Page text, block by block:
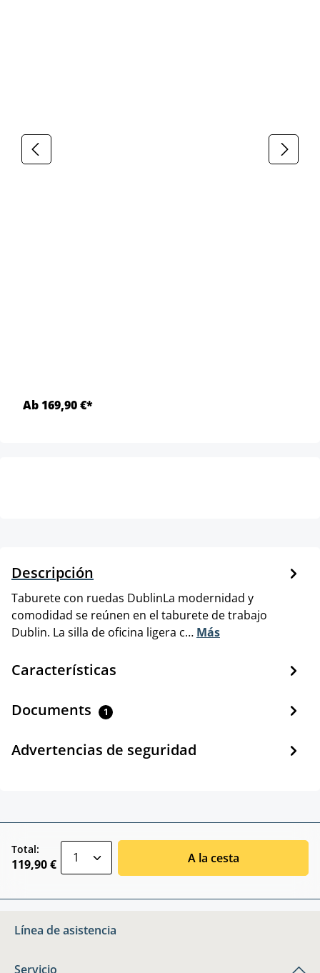
Ab 169,90 €*
Descripción
Taburete con ruedas DublinLa modernidad y
comodidad se reúnen en el taburete de trabajo
Dublin. La silla de oficina ligera c… Más
Características
Documents 1
Advertencias de seguridad
Total:
119,90 € A la cesta
Línea de asistencia
Servicio